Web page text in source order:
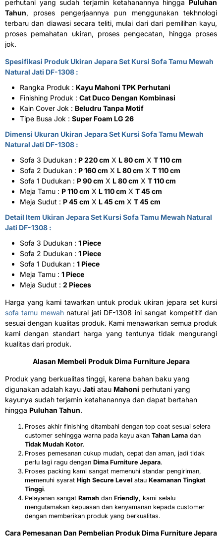
perhutani yang sudah terjamin ketahanannya hingga
Puluhan
Tahun, proses pengerjaannya pun menggunakan tekhnologi
terbaru dan diawasi secara teliti, mulai dari dari pemilihan kayu,
proses pemahatan ukiran, proses pengecatan, hingga proses
jok.
Spesifikasi Produk Ukiran Jepara Set Kursi Sofa Tamu Mewah
Natural Jati DF-1308 :
Rangka Produk : Kayu Mahoni TPK Perhutani
Finishing Produk : Cat Duco Dengan Kombinasi
Kain Cover Jok : Beludru Tanpa Motif
Tipe Busa Jok : Super Foam LG 26
Dimensi Ukuran Ukiran Jepara Set Kursi Sofa Tamu Mewah
Natural Jati DF-1308 :
Sofa 3 Dudukan : P 220 cm X L 80 cm X T 110 cm
Sofa 2 Dudukan : P 160 cm X L 80 cm X T 110 cm
Sofa 1 Dudukan : P 90 cm X L 80 cm X T 110 cm
Meja Tamu : P 110 cm X L 110 cm X T 45 cm
Meja Sudut : P 45 cm X L 45 cm X T 45 cm
Detail Item Ukiran Jepara Set Kursi Sofa Tamu Mewah Natural
Jati DF-1308 :
Sofa 3 Dudukan : 1 Piece
Sofa 2 Dudukan : 1 Piece
Sofa 1 Dudukan : 1 Piece
Meja Tamu : 1 Piece
Meja Sudut : 2 Pieces
Harga yang kami tawarkan untuk produk ukiran jepara set kursi
sofa tamu mewahnatural jati DF-1308 ini sangat kompetitif dan
sesuai dengan kualitas produk. Kami menawarkan semua produk
kami dengan standart harga yang tentunya tidak mengurangi
kualitas dari produk.
Alasan Membeli Produk Dima Furniture Jepara
Produk yang berkualitas tinggi, karena bahan baku yang
digunakan adalah kayu Jati atau Mahoni perhutani yang
kayunya sudah terjamin ketahanannya dan dapat bertahan
hingga Puluhan Tahun.
Proses akhir finishing ditambahi dengan top coat sesuai selera
customer sehingga warna pada kayu akan Tahan Lama dan
Tidak Mudah Kotor.
Proses pemesanan cukup mudah, cepat dan aman, jadi tidak
perlu lagi ragu dengan Dima Furniture Jepara.
Proses packing kami sangat memenuhi standar pengiriman,
memenuhi syarat High Secure Level atau Keamanan Tingkat
Tinggi.
Pelayanan sangat Ramah dan Friendly, kami selalu
mengutamakan kepuasan dan kenyamanan kepada customer
dengan memberikan produk yang berkualitas.
Cara Pemesanan Dan Pembelian Produk Dima Furniture Jepara